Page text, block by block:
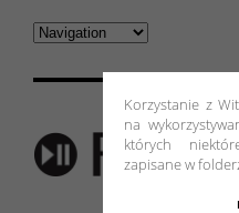
Korzystanie z
na
których
zapisane w